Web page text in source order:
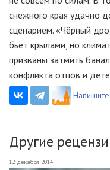
снежного края удачно
сценарием. «Чёрный
бьёт крылами, но
призваны затмить
конфликта отцов и
Другие
12 декабря 2014